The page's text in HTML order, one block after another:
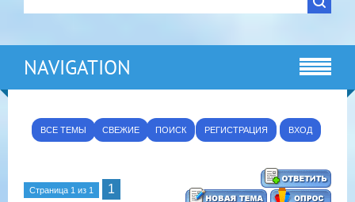
NAVIGATION
ВСЕ ТЕМЫ СВЕЖИЕ ПОИСК РЕГИСТРАЦИЯ ВХОД
Страница 1 из 1 1